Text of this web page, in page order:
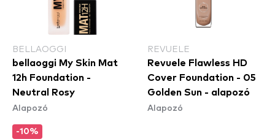
BELLAOGGI
bellaoggi My Skin Mat
12h Foundation -
Neutral Rosy
Alapozó
-10%
REVUELE
Revuele Flawless HD
Cover Foundation - 05
Golden Sun - alapozó
Alapozó